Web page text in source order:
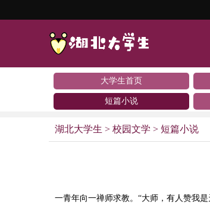
大学生首页
短篇小说
湖北大学生 > 校园文学 > 短篇小说
一青年向一禅师求教。“大师，有人赞我